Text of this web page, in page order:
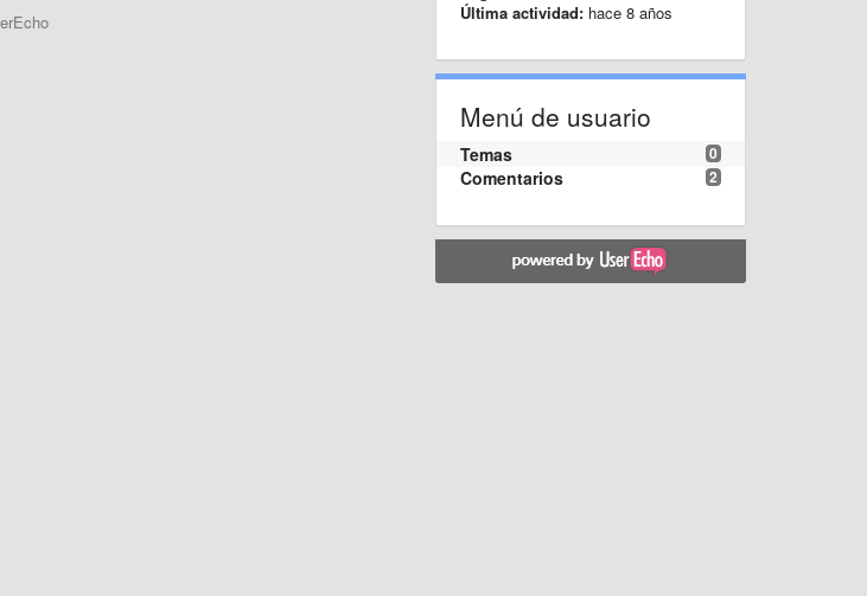
Última actividad: hace 8 años
Menú de usuario
0
Temas
2
Comentarios